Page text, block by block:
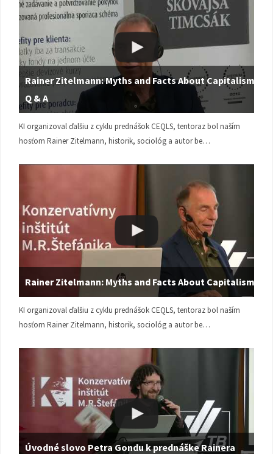
Rainer Zitelmann: Myths and Facts About Capitalism |
Q & A
KI organizoval ďalšiu z cyklu prednášok CEQLS, tentoraz bol naším
hosťom Rainer Zitelmann, historik, sociológ a autor be…
Rainer Zitelmann: Myths and Facts About Capitalism
KI organizoval ďalšiu z cyklu prednášok CEQLS, tentoraz bol naším
hosťom Rainer Zitelmann, historik, sociológ a autor be…
Úvodné slovo Petra Gondu k prednáške Rainera